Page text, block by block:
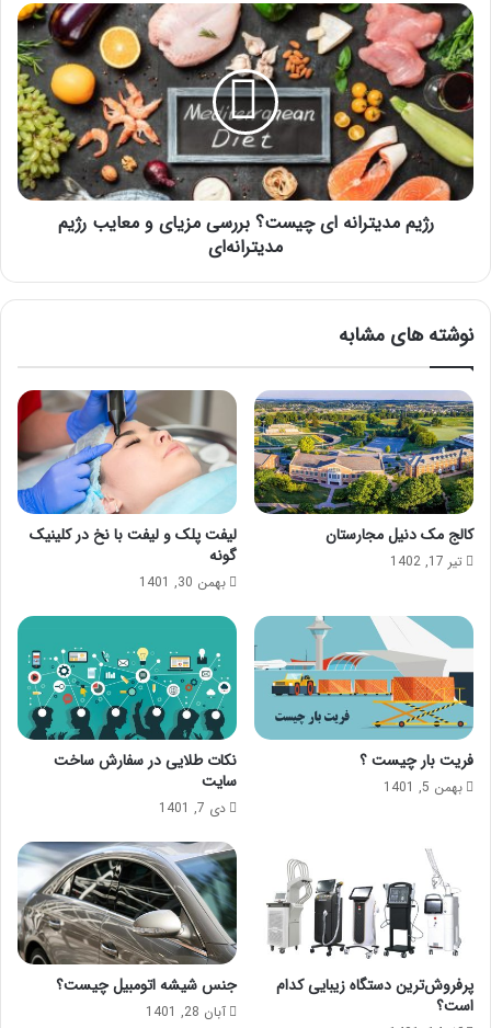
رژیم
مدیترانه
ای
چیست؟
بررسی
مزیای
و
معایب
رژیم
مدیترانه‌ایرژیم مدیترانه ای چیست؟ بررسی مزیای و معایب رژیم
مدیترانه‌ای
نوشته های مشابه
کالج مک دنیل مجارستان
تیر 17, 1402
لیفت پلک و لیفت با نخ در کلینیک
گونه
بهمن 30, 1401
فریت بار چیست ؟
بهمن 5, 1401
نکات طلایی در سفارش ساخت
سایت
دی 7, 1401
پرفروش‌ترین دستگاه زیبایی کدام
است؟
جنس شیشه اتومبیل چیست؟
آبان 28, 1401